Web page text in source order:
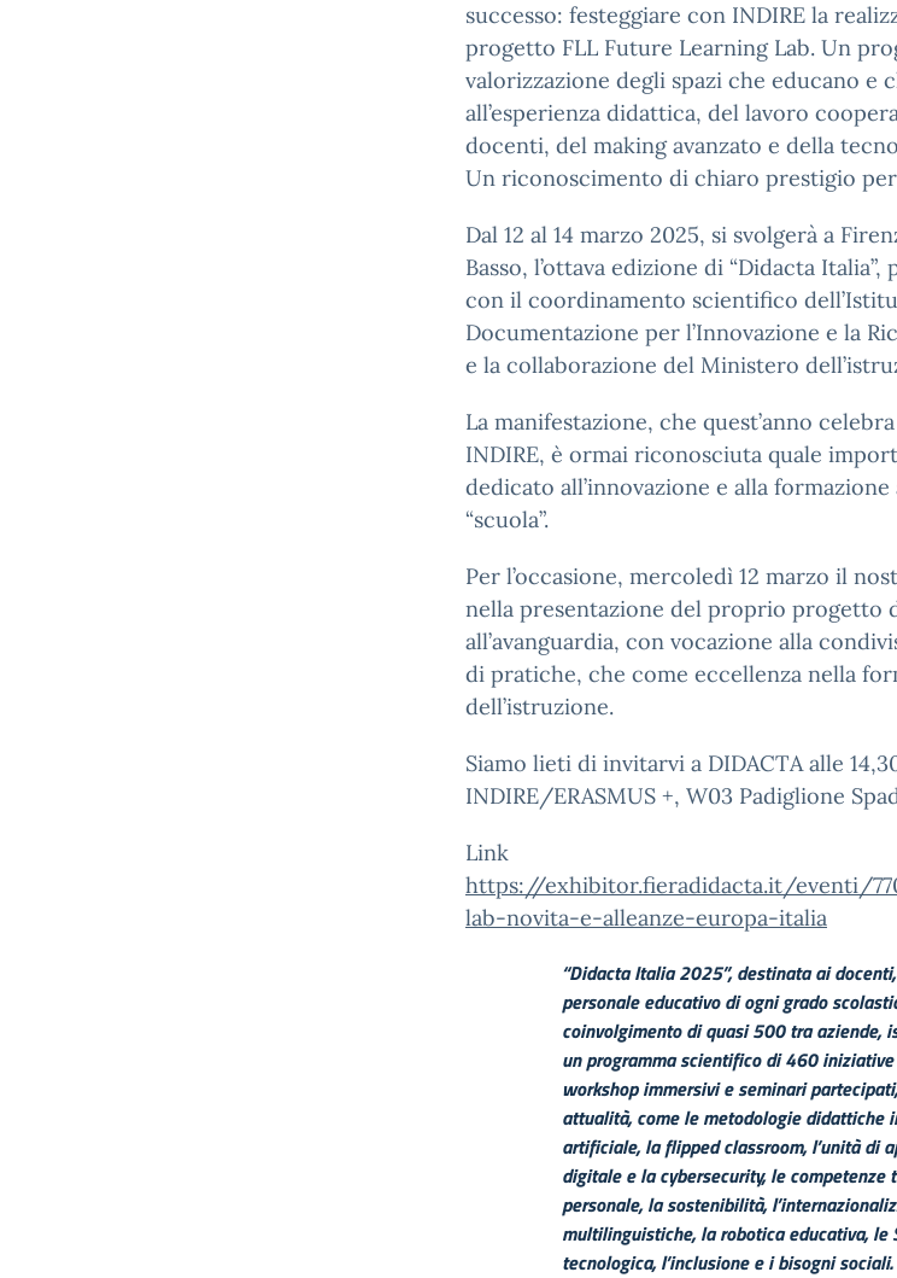
successo: festeggiare con INDIRE la
progetto FLL Future Learning Lab. Un
valorizzazione degli spazi che educano e
all’esperienza didattica, del lavoro
docenti, del making avanzato e della
Un riconoscimento di chiaro prestigio
Dal 12 al 14 marzo 2025, si svolgerà a
Basso, l’ottava edizione di “Didacta
con il coordinamento scientifico
Documentazione per l’Innovazione e la
e la collaborazione del Ministero
La manifestazione, che quest’anno
INDIRE, è ormai riconosciuta quale
dedicato all’innovazione e alla formazione
“scuola”.
Per l’occasione, mercoledì 12 marzo il
nella presentazione del proprio progetto
all’avanguardia, con vocazione alla
di pratiche, che come eccellenza nella
dell’istruzione.
Siamo lieti di invitarvi a DIDACTA alle
INDIRE/ERASMUS +, W03 Padiglione
Link
https://exhibitor.fieradidacta.it/eventi/
lab-novita-e-alleanze-europa-italia
“Didacta Italia 2025”, destinata ai
personale educativo diogni grado
coinvolgimento di quasi 500 tra aziende,
un programma scientifico di 460
workshop immersivi e seminari
attualità, come le metodologie didattiche
artificiale, la flipped classroom,l’unità di
digitale e la cybersecurity, le competenze
personale, la sostenibilità,
multilinguistiche, larobotica educativa, le
tecnologica, l’inclusione e i bisogni sociali.